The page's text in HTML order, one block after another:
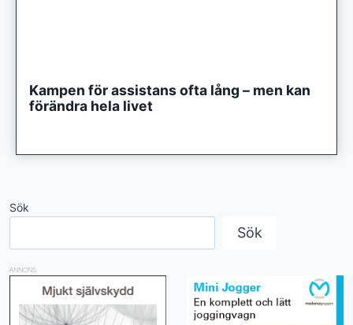
Kampen för assistans ofta lång – men kan
förändra hela livet
Sök
Sök
ANNONS